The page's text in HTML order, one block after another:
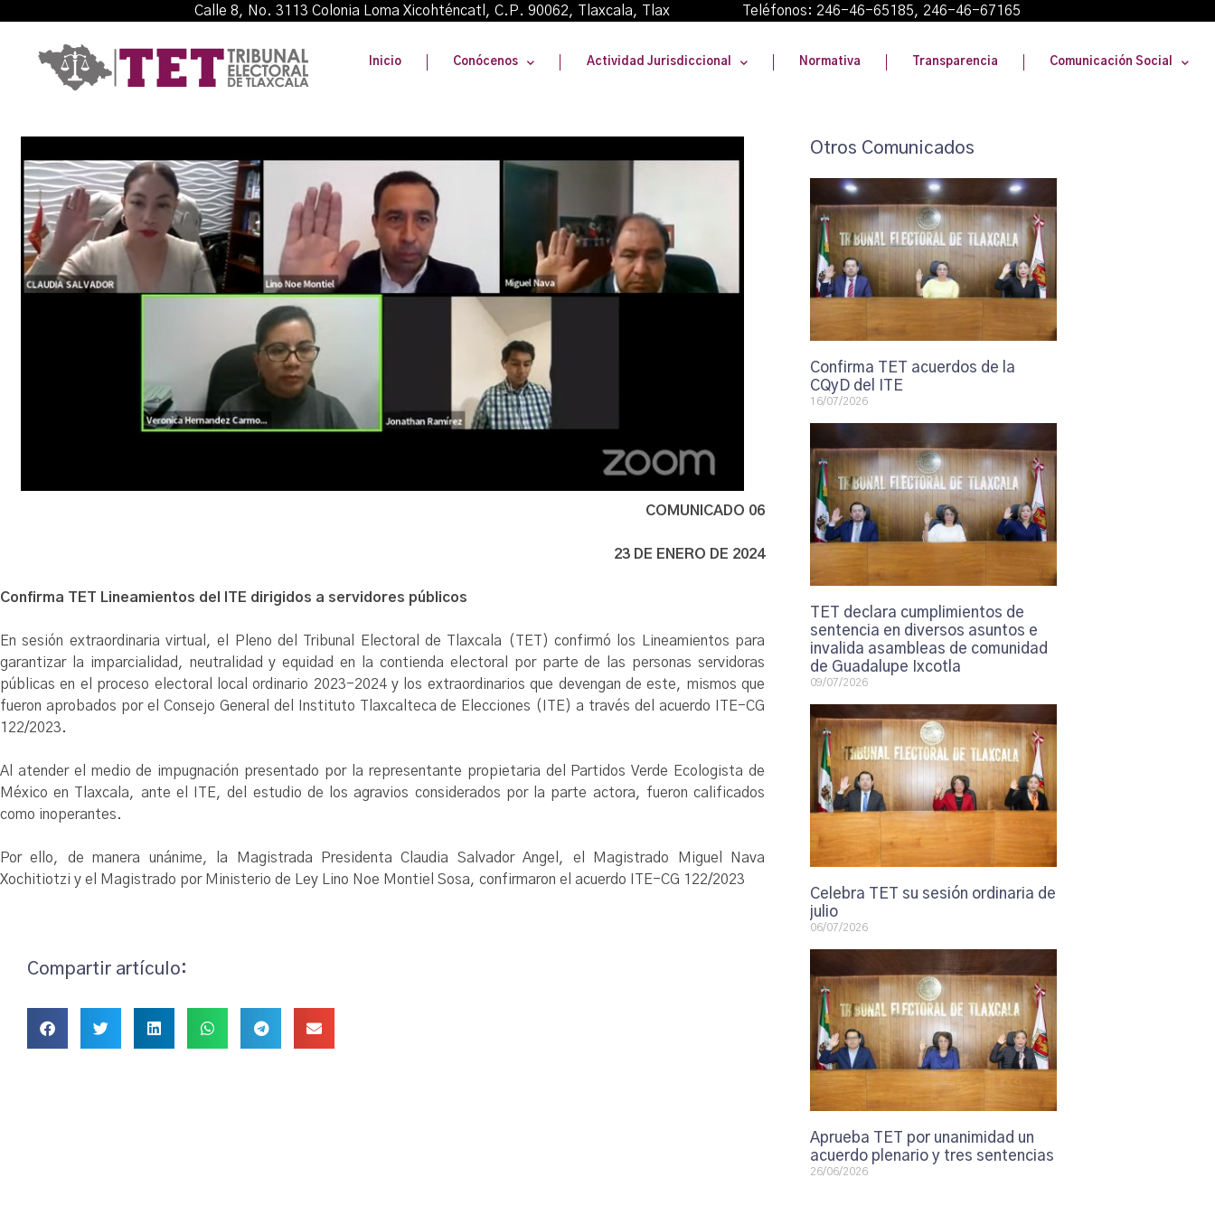
Calle 8, No. 3113 Colonia Loma Xicohténcatl, C.P. 90062, Tlaxcala, Tlax Teléfonos: 246-46-65185, 246-46-67165
Inicio Conócenos Actividad Jurisdiccional Normativa Transparencia Comunicación Social
COMUNICADO 06
23 DE ENERO DE 2024
Confirma TET Lineamientos del ITE dirigidos a servidores públicos
En sesión extraordinaria virtual, el Pleno del Tribunal Electoral de Tlaxcala (TET) confirmó los Lineamientos para
garantizar la imparcialidad, neutralidad y equidad en la contienda electoral por parte de las personas servidoras
públicas en el proceso electoral local ordinario 2023-2024 y los extraordinarios que devengan de este, mismos que
fueron aprobados por el Consejo General del Instituto Tlaxcalteca de Elecciones (ITE) a través del acuerdo ITE-CG
122/2023.
Al atender el medio de impugnación presentado por la representante propietaria del Partidos Verde Ecologista de
México en Tlaxcala, ante el ITE, del estudio de los agravios considerados por la parte actora, fueron calificados
como inoperantes.
Por ello, de manera unánime, la Magistrada Presidenta Claudia Salvador Angel, el Magistrado Miguel Nava
Xochitiotzi y el Magistrado por Ministerio de Ley Lino Noe Montiel Sosa, confirmaron el acuerdo ITE-CG 122/2023
Compartir artículo:
Otros Comunicados
Confirma TET acuerdos de la
CQyD del ITE
16/07/2026
TET declara cumplimientos de
sentencia en diversos asuntos e
invalida asambleas de comunidad
de Guadalupe Ixcotla
09/07/2026
Celebra TET su sesión ordinaria de
julio
06/07/2026
Aprueba TET por unanimidad un
acuerdo plenario y tres sentencias
26/06/2026